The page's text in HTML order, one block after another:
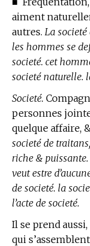
aiment
autres. La
les hommes se
societé. cet
societé naturelle.
Societé.
personnes
quelque affaire,
societé de
riche &
veut estre
de societé. la
l’acte de societé.
Il se prend
qui